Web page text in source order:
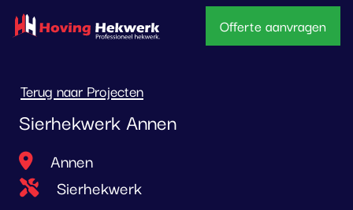
overslaan
Offerte aanvragen
Terug naar Projecten
Sierhekwerk Annen
Locatie
Annen
Type project
Sierhekwerk